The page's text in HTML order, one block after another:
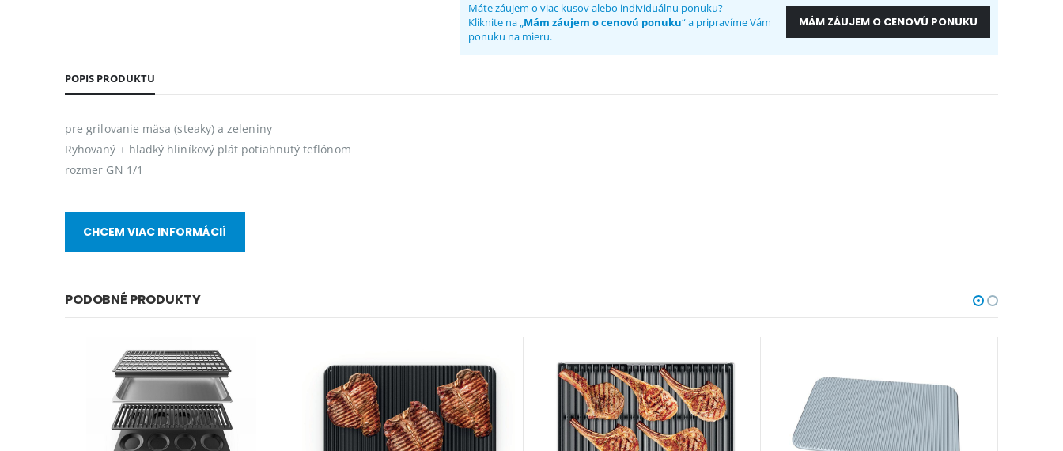
Máte záujem o viac kusov alebo individuálnu ponuku?
Kliknite na „Mám záujem o cenovú ponuku“ a pripravíme Vám
ponuku na mieru.
MÁM ZÁUJEM O CENOVÚ PONUKU
POPIS PRODUKTU
pre grilovanie mäsa (steaky) a zeleniny
Ryhovaný + hladký hliníkový plát potiahnutý teflónom
rozmer GN 1/1
CHCEM VIAC INFORMÁCIÍ
PODOBNÉ PRODUKTY